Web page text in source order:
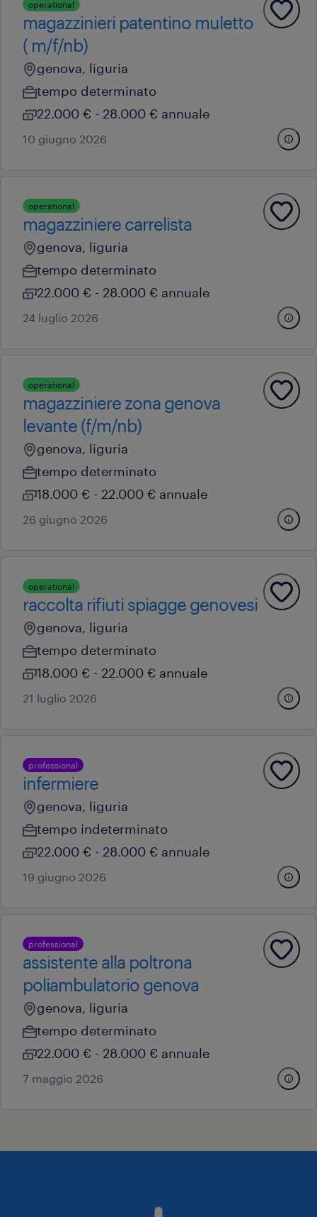
operational
magazzinieri patentino muletto
( m/f/nb)
genova, liguria
tempo determinato
22.000 € - 28.000 € annuale
10 giugno 2026
operational
magazziniere carrelista
genova, liguria
tempo determinato
22.000 € - 28.000 € annuale
24 luglio 2026
operational
magazziniere zona genova
levante (f/m/nb)
genova, liguria
tempo determinato
18.000 € - 22.000 € annuale
26 giugno 2026
operational
raccolta rifiuti spiagge genovesi
genova, liguria
tempo determinato
18.000 € - 22.000 € annuale
21 luglio 2026
professional
infermiere
genova, liguria
tempo indeterminato
22.000 € - 28.000 € annuale
19 giugno 2026
professional
assistente alla poltrona
poliambulatorio genova
genova, liguria
tempo determinato
22.000 € - 28.000 € annuale
7 maggio 2026